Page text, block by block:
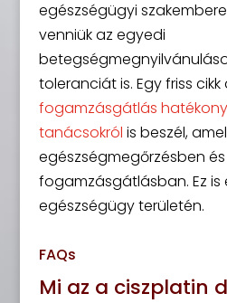
egészségügyi
venniük az egyedi
toleranciát is. Egy friss cikk
fogamzásgátlás
tanácsokról is beszél,
egészségmegőrzésben
fogamzásgátlásban. Ez
egészségügy területén.
FAQs
Mi az a ciszplatin